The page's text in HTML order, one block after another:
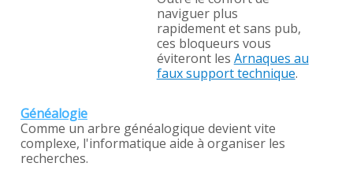
naviguer plus
rapidement et sans pub,
ces bloqueurs vous
éviteront les Arnaques au
faux support technique.
Généalogie
Comme un arbre généalogique devient vite
complexe, l'informatique aide à organiser les
recherches.